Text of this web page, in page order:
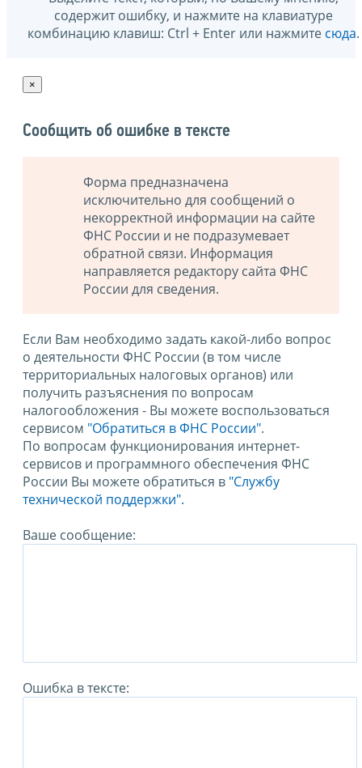
содержит ошибку, и нажмите на клавиатуре
комбинацию клавиш: Ctrl + Enter или нажмите сюда.
×
Сообщить об ошибке в тексте
Форма предназначена
исключительно для сообщений о
некорректной информации на сайте
ФНС России и не подразумевает
обратной связи. Информация
направляется редактору сайта ФНС
России для сведения.
Если Вам необходимо задать какой-либо вопрос
о деятельности ФНС России (в том числе
территориальных налоговых органов) или
получить разъяснения по вопросам
налогообложения - Вы можете воспользоваться
сервисом "Обратиться в ФНС России".
По вопросам функционирования интернет-
сервисов и программного обеспечения ФНС
России Вы можете обратиться в "Службу
технической поддержки".
Ваше сообщение:
Ошибка в тексте: